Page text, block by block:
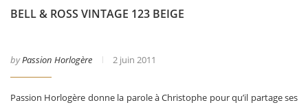
BELL & ROSS VINTAGE 123 BEIGE
byPassion Horlogère 2 juin 2011
Passion Horlogère donne la parole à Christophe pour qu’il partage ses